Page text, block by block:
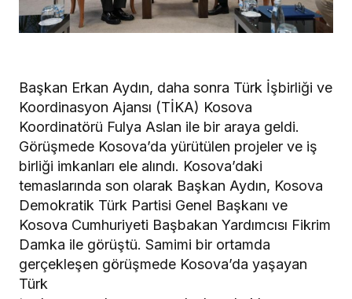
Başkan Erkan Aydın, daha sonra Türk İşbirliği ve
Koordinasyon Ajansı (TİKA) Kosova
Koordinatörü Fulya Aslan ile bir araya geldi.
Görüşmede Kosova’da yürütülen projeler ve iş
birliği imkanları ele alındı. Kosova’daki
temaslarında son olarak Başkan Aydın, Kosova
Demokratik Türk Partisi Genel Başkanı ve
Kosova Cumhuriyeti Başbakan Yardımcısı Fikrim
Damka ile görüştü. Samimi bir ortamda
gerçekleşen görüşmede Kosova’da yaşayan
Türk